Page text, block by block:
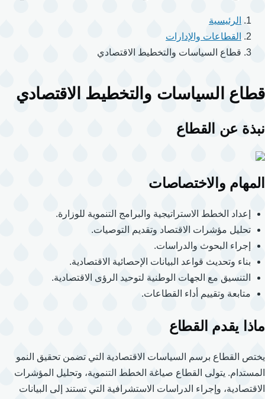
الرئيسية
القطاعات والإدارات
قطاع السياسات والتخطيط الاقتصادي
قطاع السياسات والتخطيط الاقتصادي
نبذة عن القطاع
المهام والاختصاصات
إعداد الخطط الاستراتيجية والبرامج التنموية للوزارة.
تحليل مؤشرات الاقتصاد وتقديم التوصيات.
إجراء البحوث والدراسات.
بناء وتحديث قواعد البيانات الإحصائية الاقتصادية.
التنسيق مع الجهات الوطنية لتوحيد الرؤى الاقتصادية.
متابعة وتقييم أداء القطاعات.
ماذا يقدم القطاع
يختص القطاع برسم السياسات الاقتصادية التي تضمن تحقيق النمو
المستدام. يتولى القطاع صياغة الخطط التنموية، وتحليل المؤشرات
الاقتصادية، وإجراء الدراسات الاستشرافية التي تستند إلى البيانات